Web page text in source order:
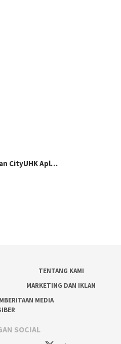
CityUHK Apl…
TENTANG KAMI
MARKETING DAN IKLAN
MEDIA
SOCIAL